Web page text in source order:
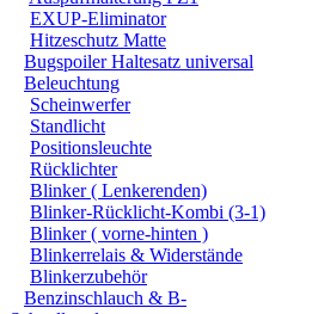
EXUP-Eliminator
Hitzeschutz Matte
Bugspoiler Haltesatz universal
Beleuchtung
Scheinwerfer
Standlicht
Positionsleuchte
Rücklichter
Blinker ( Lenkerenden)
Blinker-Rücklicht-Kombi (3-1)
Blinker ( vorne-hinten )
Blinkerrelais & Widerstände
Blinkerzubehör
Benzinschlauch & B-